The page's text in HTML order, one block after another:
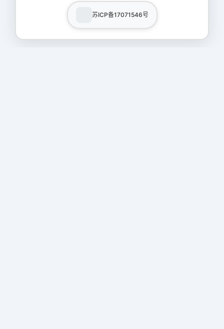
苏ICP备17071546号